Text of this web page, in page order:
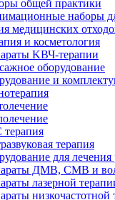
общей практики
наборы
медицинских
и косметология
KВЧ-терапии
оборудование
и
терапия
для
ДМВ, СМВ и
лазерной
низкочастотной